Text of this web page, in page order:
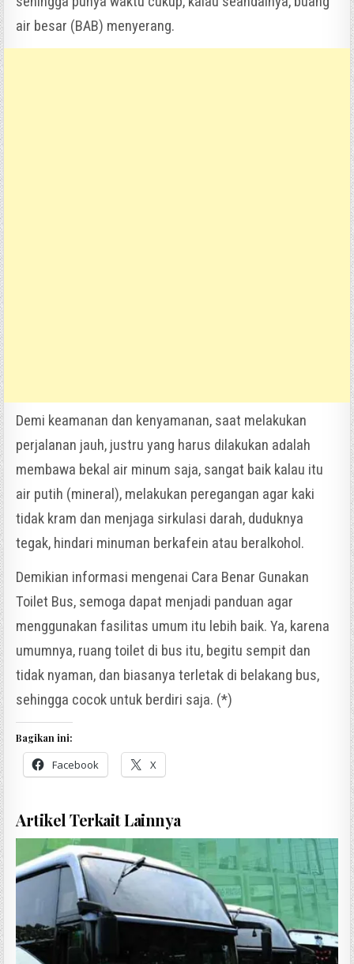
air besar (BAB) menyerang.
Demi keamanan dan kenyamanan, saat melakukan
perjalanan jauh, justru yang harus dilakukan adalah
membawa bekal air minum saja, sangat baik kalau itu
air putih (mineral), melakukan peregangan agar kaki
tidak kram dan menjaga sirkulasi darah, duduknya
tegak, hindari minuman berkafein atau beralkohol.
Demikian informasi mengenai Cara Benar Gunakan
Toilet Bus, semoga dapat menjadi panduan agar
menggunakan fasilitas umum itu lebih baik. Ya, karena
umumnya, ruang toilet di bus itu, begitu sempit dan
tidak nyaman, dan biasanya terletak di belakang bus,
sehingga cocok untuk berdiri saja. (*)
Bagikan ini:
Facebook X
Artikel Terkait Lainnya